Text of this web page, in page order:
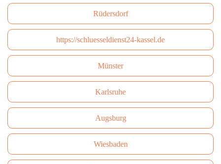
Rüdersdorf
https://schluesseldienst24-kassel.de
Münster
Karlsruhe
Augsburg
Wiesbaden